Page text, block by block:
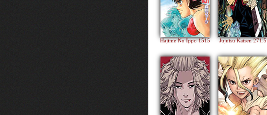
Hajime No Ippo 1515 Jujutsu Kaisen 271.5